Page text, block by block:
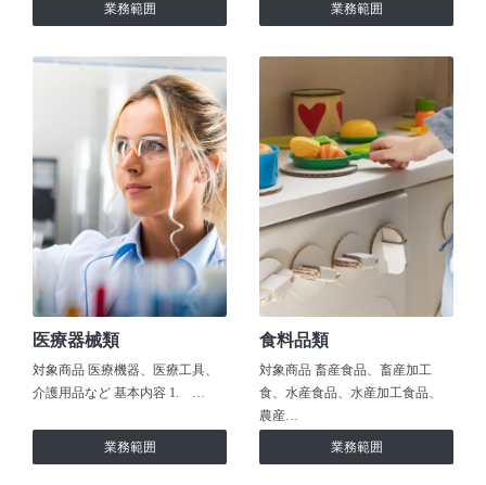
業務範囲 業務範囲
医療器械類
対象商品 医療機器、医療工具、
介護用品など 基本内容 1. …
業務範囲
食料品類
対象商品 畜産食品、畜産加工
食、水産食品、水産加工食品、
農産…
業務範囲